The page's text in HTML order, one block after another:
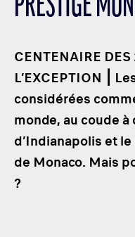
LES
PRESTIGE
CENTENAIRE
L’EXCEPTION ⎮
considérées
monde, au coude
d’Indianapolis et
de Monaco. Mais
?